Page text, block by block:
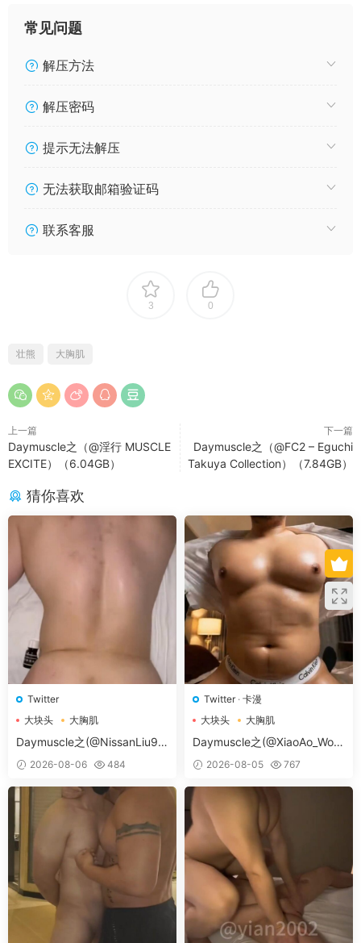
常见问题
解压方法
解压密码
提示无法解压
无法获取邮箱验证码
联系客服
3 0
壮熊 大胸肌
上一篇
Daymuscle之（@淫行 MUSCLE
EXCITE）（6.04GB）
下一篇
Daymuscle之（@FC2 – Eguchi
Takuya Collection）（7.84GB）
猜你喜欢
Twitter
大块头
大胸肌
大胸肌肉男
Daymuscle之(@NissanLiu98
-@Nissan98）
2026-08-06 484
Twitter· 卡漫
大块头
大胸肌
大胸肌肉男
Daymuscle之(@XiaoAo_Worl
d-@XiaoAo.art）
2026-08-05 767